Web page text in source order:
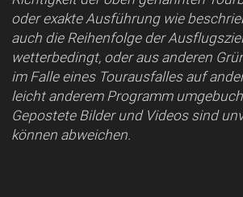
oder exakte Ausführung wie
auch die Reihenfolge der
wetterbedingt, oder aus anderen
im Falle eines Tourausfalles auf
leicht anderem Programm
Gepostete Bilder und Videos sind
können abweichen.